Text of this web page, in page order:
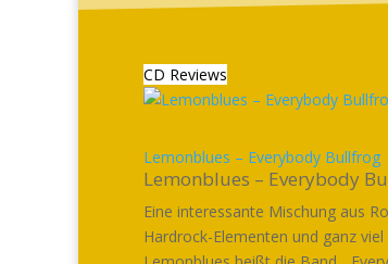
CD Reviews
Lemonblues – Everybody Bullfrog
Lemonblues – Everybody
Eine interessante Mischung aus
Hardrock-Elementen und ganz